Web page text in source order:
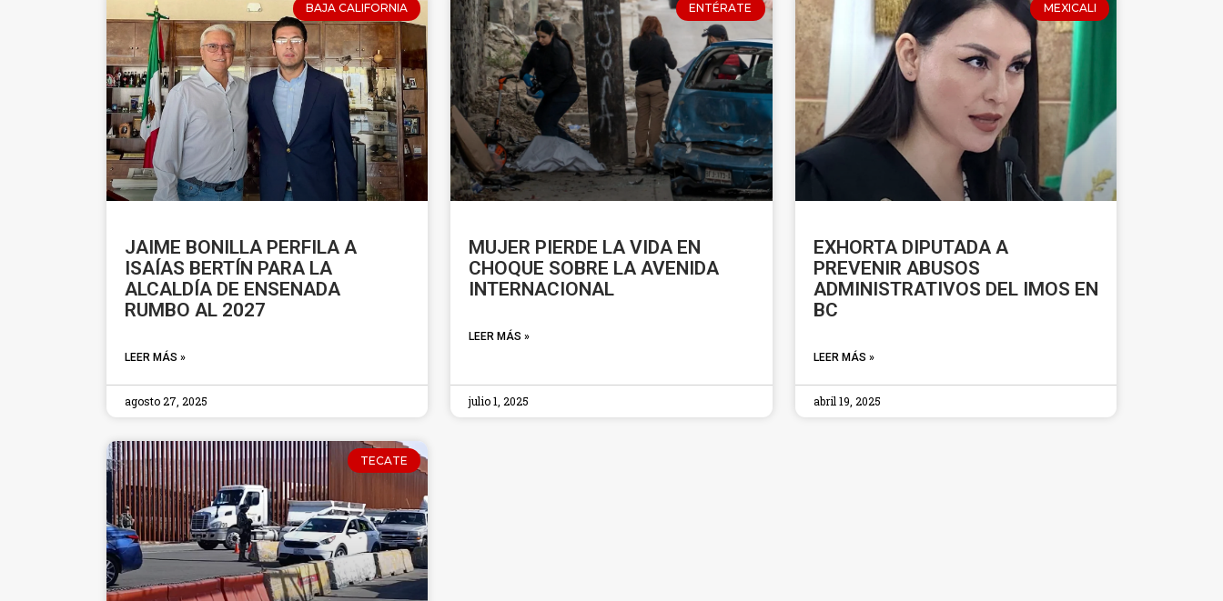
BAJA CALIFORNIA
JAIME BONILLA PERFILA A
ISAÍAS BERTÍN PARA LA
ALCALDÍA DE ENSENADA
RUMBO AL 2027
LEER MÁS »
agosto 27, 2025
ENTÉRATE
MUJER PIERDE LA VIDA EN
CHOQUE SOBRE LA AVENIDA
INTERNACIONAL
LEER MÁS »
julio 1, 2025
MEXICALI
EXHORTA DIPUTADA A
PREVENIR ABUSOS
ADMINISTRATIVOS DEL IMOS EN
BC
LEER MÁS »
abril 19, 2025
TECATE